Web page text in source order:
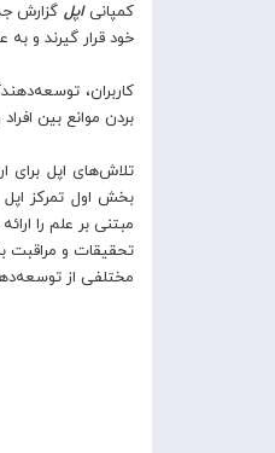
کمپانیاپل گزارش
خود قرار گیرند و
بردن موانع بین
تلاش‌های اپل
بخش اول تمرکز
مبتنی بر علم را
مختلفی از